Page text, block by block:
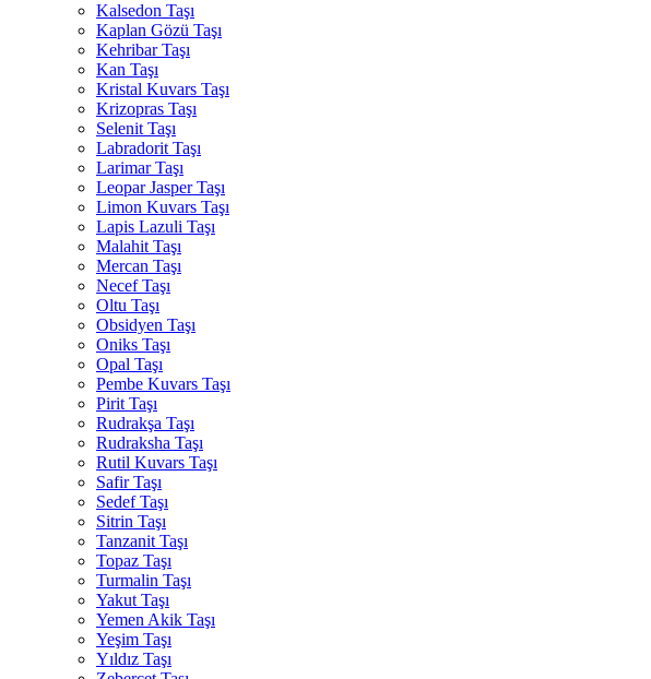
Kalsedon Taşı
Kaplan Gözü Taşı
Kehribar Taşı
Kan Taşı
Kristal Kuvars Taşı
Krizopras Taşı
Selenit Taşı
Labradorit Taşı
Larimar Taşı
Leopar Jasper Taşı
Limon Kuvars Taşı
Lapis Lazuli Taşı
Malahit Taşı
Mercan Taşı
Necef Taşı
Oltu Taşı
Obsidyen Taşı
Oniks Taşı
Opal Taşı
Pembe Kuvars Taşı
Pirit Taşı
Rudrakşa Taşı
Rudraksha Taşı
Rutil Kuvars Taşı
Safir Taşı
Sedef Taşı
Sitrin Taşı
Tanzanit Taşı
Topaz Taşı
Turmalin Taşı
Yakut Taşı
Yemen Akik Taşı
Yeşim Taşı
Yıldız Taşı